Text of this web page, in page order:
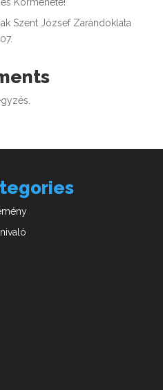
Körmenete!
Szent József Zarándoklata